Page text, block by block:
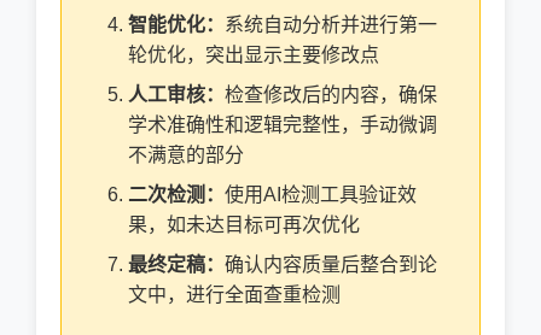
智能优化： 系统自动分析并进行第一
轮优化，突出显示主要修改点
人工审核： 检查修改后的内容，确保
学术准确性和逻辑完整性，手动微调
不满意的部分
二次检测： 使用AI检测工具验证效
果，如未达目标可再次优化
最终定稿： 确认内容质量后整合到论
文中，进行全面查重检测